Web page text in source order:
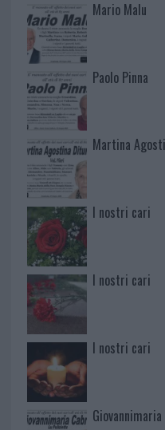
Mario Malu
Paolo Pinna
Martina
I nostri cari
I nostri cari
I nostri cari
Giovannimaria